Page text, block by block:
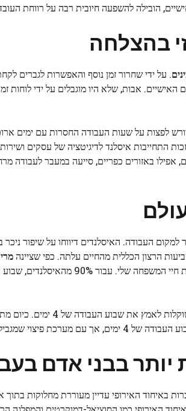
הובילה להשפעה חיובית רבה על רווחת
בהצלחה
. על ידי שחרור זמן נוסף והאפשרות לגברים
לחיים האישיים. אבות, שלא היו מוגבלים על ידי
כמו בלגיה, שם שבוע העבודה של 4 ימים דורש לפצות על שעות
התחייבות איסלנד לדיגיטציה של עסקים
אפילו באזורים כפריים, סייעה במעבר לעבודה
חורגת הרבה מעבר למקום העבודה. האיסלנדים דיווחו על
הרצון הכללית מהחיים עלתה. כפי שציינה
ההצלחה של איסלנד מהווה אור
את היישום הרחב יותר.
בבני אדם
סוגיית החברות באיחוד האירופי עדיין מעוררת